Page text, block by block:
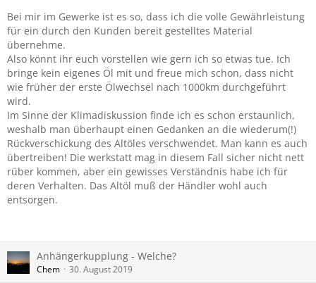
Bei mir im Gewerke ist es so, dass ich die volle Gewährleistung
für ein durch den Kunden bereit gestelltes Material
übernehme.
Also könnt ihr euch vorstellen wie gern ich so etwas tue. Ich
bringe kein eigenes Öl mit und freue mich schon, dass nicht
wie früher der erste Ölwechsel nach 1000km durchgeführt
wird.
Im Sinne der Klimadiskussion finde ich es schon erstaunlich,
weshalb man überhaupt einen Gedanken an die wiederum(!)
Rückverschickung des Altöles verschwendet. Man kann es auch
übertreiben! Die werkstatt mag in diesem Fall sicher nicht nett
rüber kommen, aber ein gewisses Verständnis habe ich für
deren Verhalten. Das Altöl muß der Händler wohl auch
entsorgen.
Anhängerkupplung - Welche?
Chem 30. August 2019